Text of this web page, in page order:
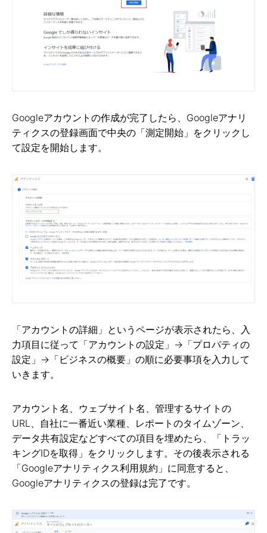
Googleアカウントの作成が完了したら、Googleアナリ
ティクスの登録画面で中央の「測定開始」をクリックし
て設定を開始します。
「アカウントの詳細」というページが表示されたら、入
力項目に従って「アカウントの設定」→「プロパティの
設定」→「ビジネスの概要」の順に必要事項を入力して
いきます。
アカウント名、ウェブサイト名、管理するサイトの
URL、自社に一番近い業種、レポートのタイムゾーン、
データ共有設定などすべての項目を埋めたら、「トラッ
キングIDを取得」をクリックします。その後表示される
「Googleアナリティクス利用規約」に同意すると、
Googleアナリティクスの登録は完了です。